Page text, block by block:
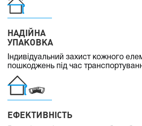
НАДІЙНА
УПАКОВКА
Індивідуальний захист кожного
пошкоджень під час
ЕФЕКТИВНІСТЬ